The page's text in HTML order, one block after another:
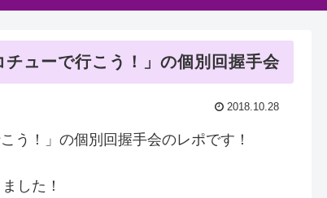
ューで行こう！」の個別回握手会
2018.10.28
う！」の個別回握手会のレポです！
した！